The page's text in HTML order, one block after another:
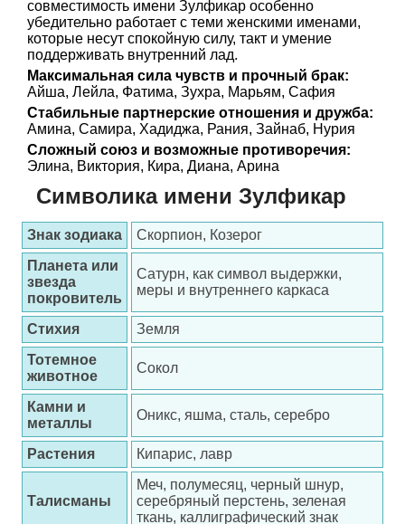
совместимость имени Зулфикар особенно
убедительно работает с теми женскими именами,
которые несут спокойную силу, такт и умение
поддерживать внутренний лад.
Максимальная сила чувств и прочный брак:
Айша, Лейла, Фатима, Зухра, Марьям, Сафия
Стабильные партнерские отношения и дружба:
Амина, Самира, Хадиджа, Рания, Зайнаб, Нурия
Сложный союз и возможные противоречия:
Элина, Виктория, Кира, Диана, Арина
Символика имени Зулфикар
Знак зодиака
Скорпион, Козерог
Планета или
звезда
покровитель
Сатурн, как символ выдержки,
меры и внутреннего каркаса
Стихия
Земля
Тотемное
животное
Сокол
Камни и
металлы
Оникс, яшма, сталь, серебро
Растения Кипарис, лавр
Талисманы
Меч, полумесяц, черный шнур,
серебряный перстень, зеленая
ткань, каллиграфический знак